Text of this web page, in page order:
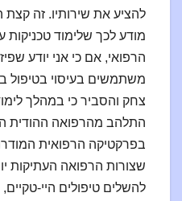
להציע את שירותיו. זה קצת
מודע לכך שלימוד טכניקות
הרפואי, אם כי אני יודע
משתמשים בעיסוי בטיפול
צחק והסביר כי במהלך
התלהב מהרפואה ההודית
בפרקטיקה הרפואית
שצורות הרפואה העתיקות
להשלים טיפולים היי-